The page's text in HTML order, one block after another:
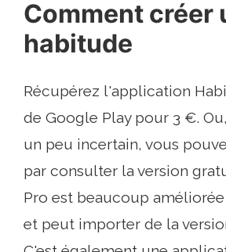
Comment créer
habitude
Récupérez l'application
de Google Play pour 3 €.
un peu incertain, vous
par consulter la version
Pro est beaucoup
et peut importer de la